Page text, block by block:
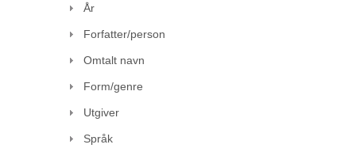
År
Forfatter/person
Omtalt navn
Form/genre
Utgiver
Språk